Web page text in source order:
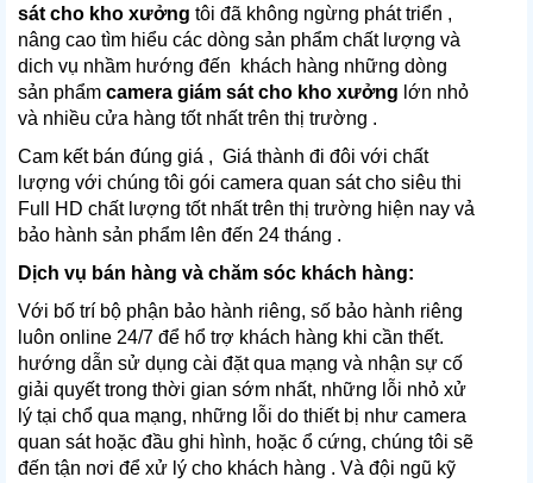
sát cho kho xưởng tôi đã không ngừng phát triển ,
nâng cao tìm hiểu các dòng sản phẩm chất lượng và
dich vụ nhầm hướng đến khách hàng những dòng
sản phẩm camera giám sát cho kho xưởng lớn nhỏ
và nhiều cửa hàng tốt nhất trên thị trường .
Cam kết bán đúng giá , Giá thành đi đôi với chất
lượng với chúng tôi gói camera quan sát cho siêu thi
Full HD chất lượng tốt nhất trên thị trường hiện nay vả
bảo hành sản phẩm lên đến 24 tháng .
Dịch vụ bán hàng và chăm sóc khách hàng:
Với bố trí bộ phận bảo hành riêng, số bảo hành riêng
luôn online 24/7 để hổ trợ khách hàng khi cần thết.
hướng dẫn sử dụng cài đặt qua mạng và nhận sự cố
giải quyết trong thời gian sớm nhất, những lỗi nhỏ xử
lý tại chổ qua mạng, những lỗi do thiết bị như camera
quan sát hoặc đầu ghi hình, hoặc ổ cứng, chúng tôi sẽ
đến tận nơi để xử lý cho khách hàng . Và đội ngũ kỹ